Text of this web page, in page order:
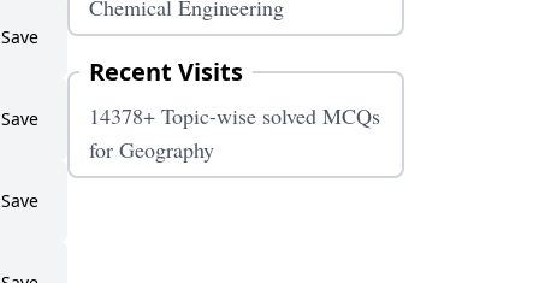
Save
Save
Save
Chemical Engineering
Recent Visits
14378+ Topic-wise solved MCQs
for Geography